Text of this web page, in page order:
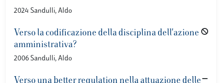
2024 Sandulli, Aldo
Verso la codificazione della disciplina dell'azione
amministrativa?
2006 Sandulli, Aldo
Verso una better regulation nella attuazione delle